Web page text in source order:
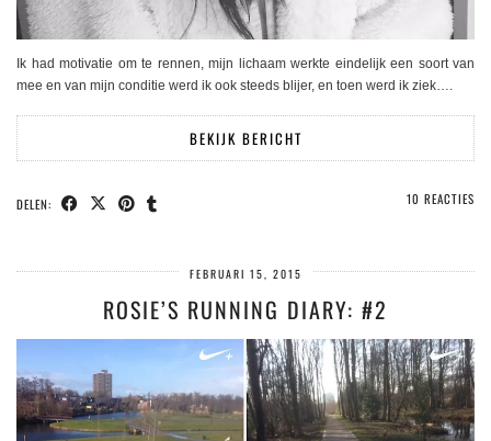
Ik had motivatie om te rennen, mijn lichaam werkte eindelijk een soort van
mee en van mijn conditie werd ik ook steeds blijer, en toen werd ik ziek….
BEKIJK BERICHT
DELEN: 10 REACTIES
FEBRUARI 15, 2015
ROSIE’S RUNNING DIARY: #2